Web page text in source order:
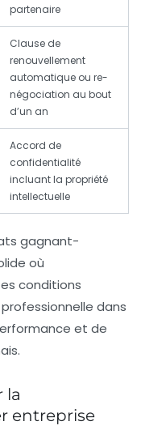
partenaire
Clause de
renouvellement
automatique ou re-
négociation au bout
d’un an
Accord de
confidentialité
incluant la propriété
intellectuelle
gagnant-
où
conditions
dans
et de
la
entreprise